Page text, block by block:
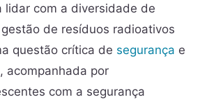
lidar com a diversidade de
de resíduos radioativos
questão crítica de segurança e
acompanhada por
com a segurança